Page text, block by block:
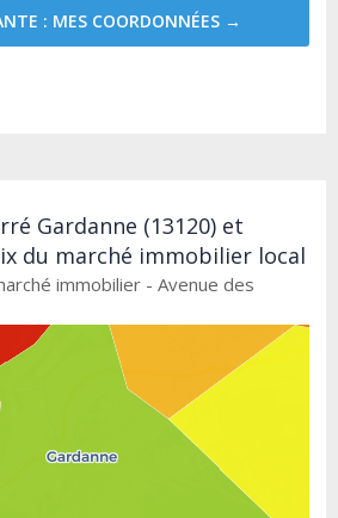
: MES COORDONNÉES →
Gardanne (13120) et
du marché immobilier local
immobilier - Avenue des